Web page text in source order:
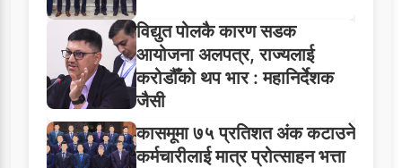
विद्युत पोलकै कारण सडक
आयोजना अलपत्र, राज्यलाई
करोडौँको थप भार : महानिर्देशक
जैसी
कासमूमा ७५ प्रतिशत अंक कटाउने
कर्मचारीलाई मात्र प्रोत्साहन भत्ता